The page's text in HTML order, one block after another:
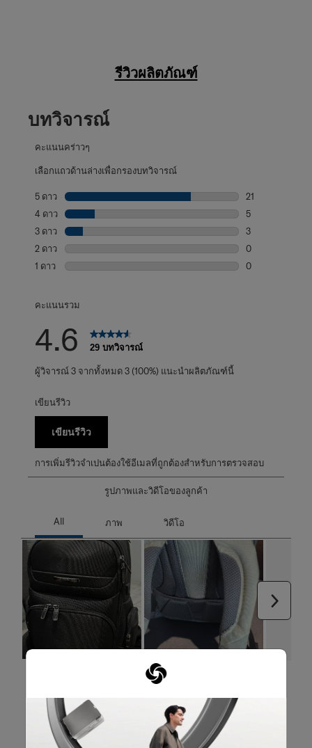
รีวิวผลิตภัณฑ์
บทวิจารณ์
คะแนนคร่าวๆ
เลือกแถวด้านล่างเพื่อกรองบทวิจารณ์
5 ดาว ดาว
21
บทวิจารณ์21 บท
4 ดาว ดาว
5
บทวิจารณ์5 บท
3 ดาว ดาว
3
บทวิจารณ์3 บทที่
2 ดาว ดาว
0
บทวิจารณ์0 บท
1 ดาว ดาว
0
คะแนนรวม
4.6 29 บทวิจารณ์
ผู้วิจารณ์ 3 จากทั้งหมด 3 (100%) แนะนำผลิตภัณฑ์นี้
เขียนรีวิว
เขียนรีวิว
การเพิ่มรีวิวจำเปนต้องใช้อีเมลที่ถูกต้องสำหรับการตรวจสอบ
รูปภาพและวิดีโอของลูกค้า
ค้นหาหัวข้อและตรวจสอบภูมิภาคการค้นหา
เรียงตาม